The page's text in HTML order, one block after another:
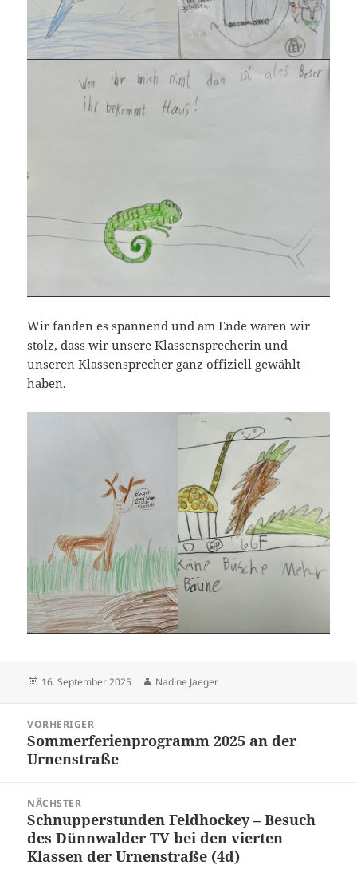
Wir fanden es spannend und am Ende waren wir
stolz, dass wir unsere Klassensprecherin und
unseren Klassensprecher ganz offiziell gewählt
haben.
Veröffentlicht
16. September 2025 Autor
Nadine Jaeger
VORHERIGER
Vorheriger
Beitrag:
Sommerferienprogramm 2025 an der
Urnenstraße
NÄCHSTER
Nächster
Beitrag:
Schnupperstunden Feldhockey – Besuch
des Dünnwalder TV bei den vierten
Klassen der Urnenstraße (4d)